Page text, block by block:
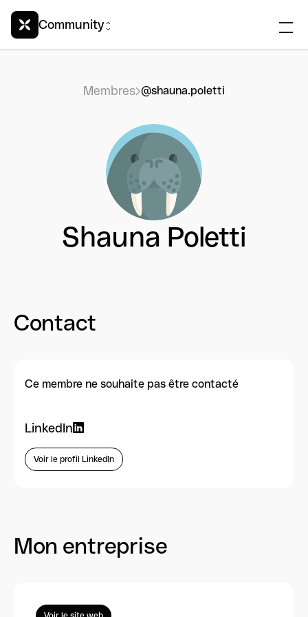
Community
Membres @shauna.poletti
Shauna Poletti
Contact
Ce membre ne souhaite pas être contacté
LinkedIn
Voir le profil LinkedIn
Mon entreprise